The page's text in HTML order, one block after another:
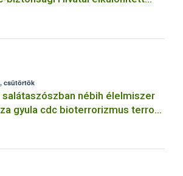
rendszerhez kapcsolódó
csütörtök
salátaszószban nébih élelmiszer
gyula cdc bioterrorizmus terror